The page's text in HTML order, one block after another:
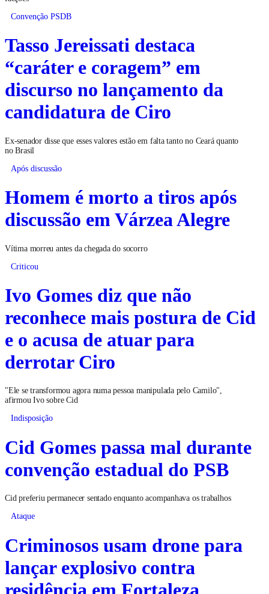
Convenção PSDB
Tasso Jereissati destaca
“caráter e coragem” em
discurso no lançamento da
candidatura de Ciro
Ex-senador disse que esses valores estão em falta tanto no Ceará quanto
no Brasil
Após discussão
Homem é morto a tiros após
discussão em Várzea Alegre
Vítima morreu antes da chegada do socorro
Criticou
Ivo Gomes diz que não
reconhece mais postura de Cid
e o acusa de atuar para
derrotar Ciro
"Ele se transformou agora numa pessoa manipulada pelo Camilo",
afirmou Ivo sobre Cid
Indisposição
Cid Gomes passa mal durante
convenção estadual do PSB
Cid preferiu permanecer sentado enquanto acompanhava os trabalhos
Ataque
Criminosos usam drone para
lançar explosivo contra
residência em Fortaleza